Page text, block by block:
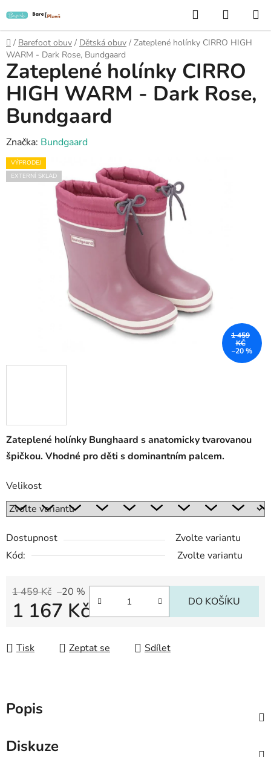
na
obsah
Hledat
KOŠÍK
Domů
/ Barefoot obuv / Dětská obuv / Zateplené holínky CIRRO HIGH
WARM - Dark Rose, Bundgaard
Zateplené holínky Bunghaard s anatomicky tvarovanou
špičkou. Vhodné pro děti s dominantním palcem.
Velikost
Dostupnost
Zvolte variantu
Kód:
Zvolte variantu
1 459 Kč –20 %
1 167 Kč DO KOŠÍKU
Tisk Zeptat se Sdílet
Zateplené holínky CIRRO
HIGH WARM - Dark Rose,
Bundgaard
Značka: Bundgaard
VÝPRODEJ
EXTERNÍ SKLAD
1 459
KČ
–20 %
Popis
Diskuze